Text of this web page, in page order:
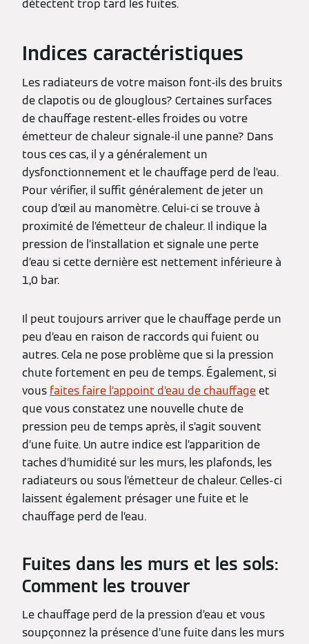
détectent trop tard les fuites.
Indices caractéristiques
Les radiateurs de votre maison font-ils des bruits
de clapotis ou de glouglous? Certaines surfaces
de chauffage restent-elles froides ou votre
émetteur de chaleur signale-il une panne? Dans
tous ces cas, il y a généralement un
dysfonctionnement et le chauffage perd de l’eau.
Pour vérifier, il suffit généralement de jeter un
coup d’œil au manomètre. Celui-ci se trouve à
proximité de l’émetteur de chaleur. Il indique la
pression de l’installation et signale une perte
d’eau si cette dernière est nettement inférieure à
1,0 bar.
Il peut toujours arriver que le chauffage perde un
peu d’eau en raison de raccords qui fuient ou
autres. Cela ne pose problème que si la pression
chute fortement en peu de temps. Également, si
vous faites faire l’appoint d’eau de chauffageet
que vous constatez une nouvelle chute de
pression peu de temps après, il s’agit souvent
d’une fuite. Un autre indice est l’apparition de
taches d’humidité sur les murs, les plafonds, les
radiateurs ou sous l’émetteur de chaleur. Celles-ci
laissent également présager une fuite et le
chauffage perd de l’eau.
Fuites dans les murs et les sols:
Comment les trouver
Le chauffage perd de la pression d’eau et vous
soupçonnez la présence d’une fuite dans les murs